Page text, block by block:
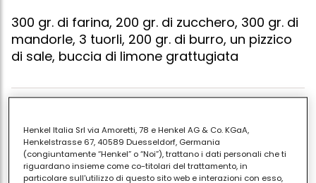
300 gr. di farina, 200 gr. di zucchero, 300 gr. di
mandorle, 3 tuorli, 200 gr. di burro, un pizzico
di sale, buccia di limone grattugiata
forno ad asciugare, quindi tritatele
grossolanamente. mescolatele alla farina, allo
zucchero, al sale, al burro fuso e ai tuorli leggermente
Henkel Italia Srl via Amoretti, 78 e Henkel AG & Co. KGaA,
Henkelstrasse 67, 40589 Duesseldorf, Germania
(congiuntamente “Henkel” o “Noi”), trattano i dati personali che ti
riguardano insieme come co-titolari del trattamento, in
particolare sull'utilizzo di questo sito web e interazioni con esso,